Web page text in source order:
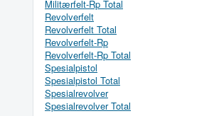
Militærfelt-Rp Total
Revolverfelt
Revolverfelt Total
Revolverfelt-Rp
Revolverfelt-Rp Total
Spesialpistol
Spesialpistol Total
Spesialrevolver
Spesialrevolver Total